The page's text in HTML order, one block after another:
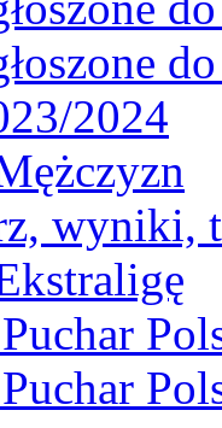
2024
wyniki,